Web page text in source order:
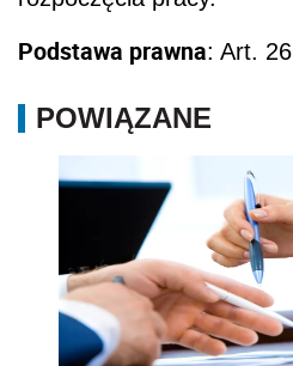
Podstawa prawna: Art. 26
POWIĄZANE